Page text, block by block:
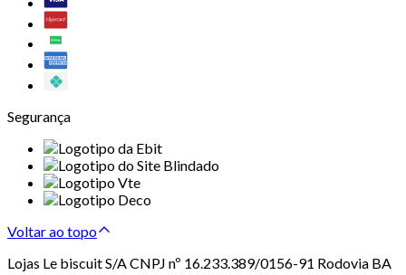
Segurança
Voltar ao topo
Lojas Le biscuit S/A CNPJ nº 16.233.389/0156-91 Rodovia BA